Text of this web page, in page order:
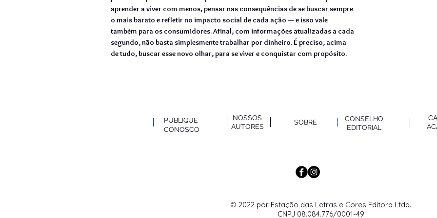
aprender a viver com menos, pensar nas consequências de se buscar sempre
o mais barato e refletir no impacto social de cada ação — e isso vale
também para os consumidores. Afinal, com informações atualizadas a cada
segundo, não basta simplesmente trabalhar por dinheiro. É preciso, acima
de tudo, buscar esse novo olhar, para se viver e conquistar com propósito.
NOSSOS
AUTORES
PUBLIQUE
CONOSCO
SOBRE
CONSELHO
EDITORIAL
© 2022 por Estação das Letras e Cores Editora Ltda.
CNPJ 08.084.776/0001-49